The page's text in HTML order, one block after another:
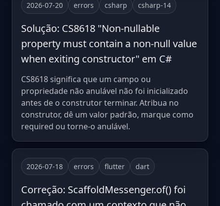
2026-07-20 errors csharp csharp-14
Solução: CS8618 "Non-nullable
property must contain a non-null value
when exiting constructor" em C#
CS8618 significa que um campo ou
propriedade não anulável não foi inicializado
antes de o construtor terminar. Atribua no
construtor, dê um valor padrão, marque como
required ou torne-o anulável.
2026-07-18 errors flutter dart
Correção: ScaffoldMessenger.of() foi